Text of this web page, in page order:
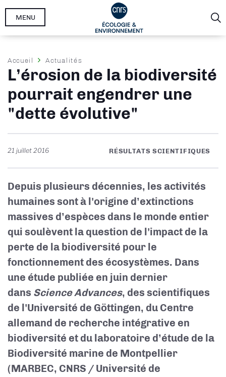
Aller
MENU
Fil
d'Ariane
Accueil Actualités
L’érosion de la biodiversité
pourrait engendrer une
"dette évolutive"
21 juillet 2016 RÉSULTATS SCIENTIFIQUES
Depuis plusieurs décennies, les activités
humaines sont à l'origine d’extinctions
massives d’espèces dans le monde entier
qui soulèvent la question de l'impact de la
perte de la biodiversité pour le
fonctionnement des écosystèmes. Dans
une étude publiée en juin dernier
dans Science Advances, des scientifiques
de l'Université de Göttingen, du Centre
allemand de recherche intégrative en
biodiversité et du laboratoire d’étude de la
Biodiversité marine de Montpellier
(MARBEC, CNRS / Université de